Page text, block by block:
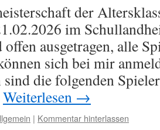
der
im
ausgetragen, alle
sich bei mir
die folgenden
Weiterlesen →
| Kommentar hinterlassen